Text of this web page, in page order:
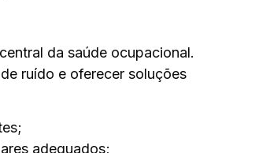
da saúde ocupacional.
ruído e oferecer soluções
adequados;